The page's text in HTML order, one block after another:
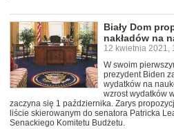
Biały Dom
nakładów na
12 kwietnia 2021,
W swoim
prezydent Biden
wydatków na
wzrost wydatków
zaczyna się 1 października. Zarys
liście skierowanym do senatora Patricka
Senackiego Komitetu Budżetu.